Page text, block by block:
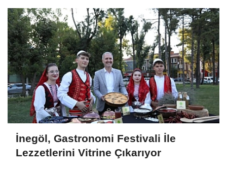
İnegöl, Gastronomi Festivali İle
Lezzetlerini Vitrine Çıkarıyor